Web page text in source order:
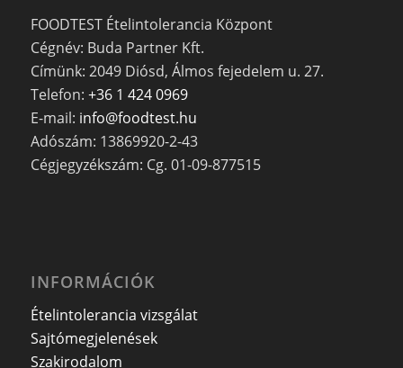
FOODTEST Ételintolerancia Központ
Cégnév: Buda Partner Kft.
Címünk: 2049 Diósd, Álmos fejedelem u. 27.
Telefon: +36 1 424 0969
E-mail: info@foodtest.hu
Adószám: 13869920-2-43
Cégjegyzékszám: Cg. 01-09-877515
INFORMÁCIÓK
Ételintolerancia vizsgálat
Sajtómegjelenések
Szakirodalom